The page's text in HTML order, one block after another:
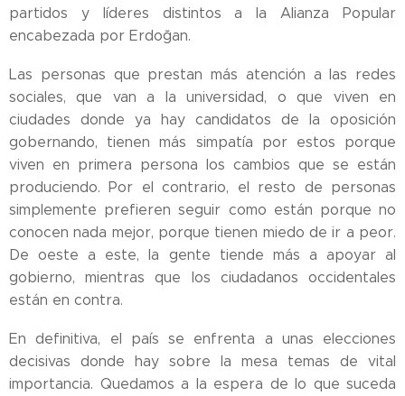
partidos y líderes distintos a la Alianza Popular
encabezada por Erdoğan.
Las personas que prestan más atención a las redes
sociales, que van a la universidad, o que viven en
ciudades donde ya hay candidatos de la oposición
gobernando, tienen más simpatía por estos porque
viven en primera persona los cambios que se están
produciendo. Por el contrario, el resto de personas
simplemente prefieren seguir como están porque no
conocen nada mejor, porque tienen miedo de ir a peor.
De oeste a este, la gente tiende más a apoyar al
gobierno, mientras que los ciudadanos occidentales
están en contra.
En definitiva, el país se enfrenta a unas elecciones
decisivas donde hay sobre la mesa temas de vital
importancia. Quedamos a la espera de lo que suceda